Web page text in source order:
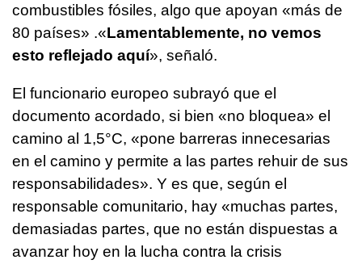
combustibles fósiles, algo que apoyan «más de
80 países» .«Lamentablemente, no vemos
esto reflejado aquí», señaló.
El funcionario europeo subrayó que el
documento acordado, si bien «no bloquea» el
camino al 1,5°C, «pone barreras innecesarias
en el camino y permite a las partes rehuir de sus
responsabilidades». Y es que, según el
responsable comunitario, hay «muchas partes,
demasiadas partes, que no están dispuestas a
avanzar hoy en la lucha contra la crisis